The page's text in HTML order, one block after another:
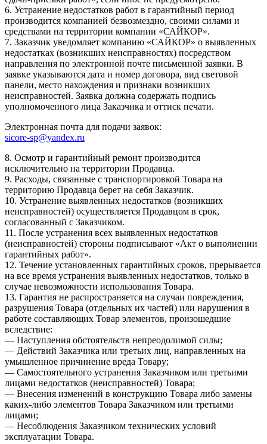
6. Устранение недостатков работ в гарантийный период
производится компанией безвозмездно, своими силами и
средствами на территории компании «САЙКОР».
7. Заказчик уведомляет компанию «САЙКОР» о выявленных
недостатках (возникших неисправностях) посредством
направления по электронной почте письменной заявки. В
заявке указываются дата и номер договора, вид световой
панели, место нахождения и признаки возникших
неисправностей. Заявка должна содержать подпись
уполномоченного лица Заказчика и оттиск печати.
Электронная почта для подачи заявок:
sicore-sp@yandex.ru
8. Осмотр и гарантийный ремонт производится
исключительно на территории Продавца.
9. Расходы, связанные с транспортировкой Товара на
территорию Продавца берет на себя Заказчик.
10. Устранение выявленных недостатков (возникших
неисправностей) осуществляется Продавцом в срок,
согласованный с Заказчиком.
11. После устранения всех выявленных недостатков
(неисправностей) стороны подписывают «Акт о выполнении
гарантийных работ».
12. Течение установленных гарантийных сроков, прерывается
на все время устранения выявленных недостатков, только в
случае невозможности использования Товара.
13. Гарантия не распространяется на случаи повреждения,
разрушения Товара (отдельных их частей) или нарушения в
работе составляющих Товар элементов, произошедшие
вследствие:
— Наступления обстоятельств непреодолимой силы;
— Действий Заказчика или третьих лиц, направленных на
умышленное причинение вреда Товару;
— Самостоятельного устранения Заказчиком или третьими
лицами недостатков (неисправностей) Товара;
— Внесения изменений в конструкцию Товара либо замены
каких-либо элементов Товара Заказчиком или третьими
лицами;
— Несоблюдения Заказчиком технических условий
эксплуатации Товара.